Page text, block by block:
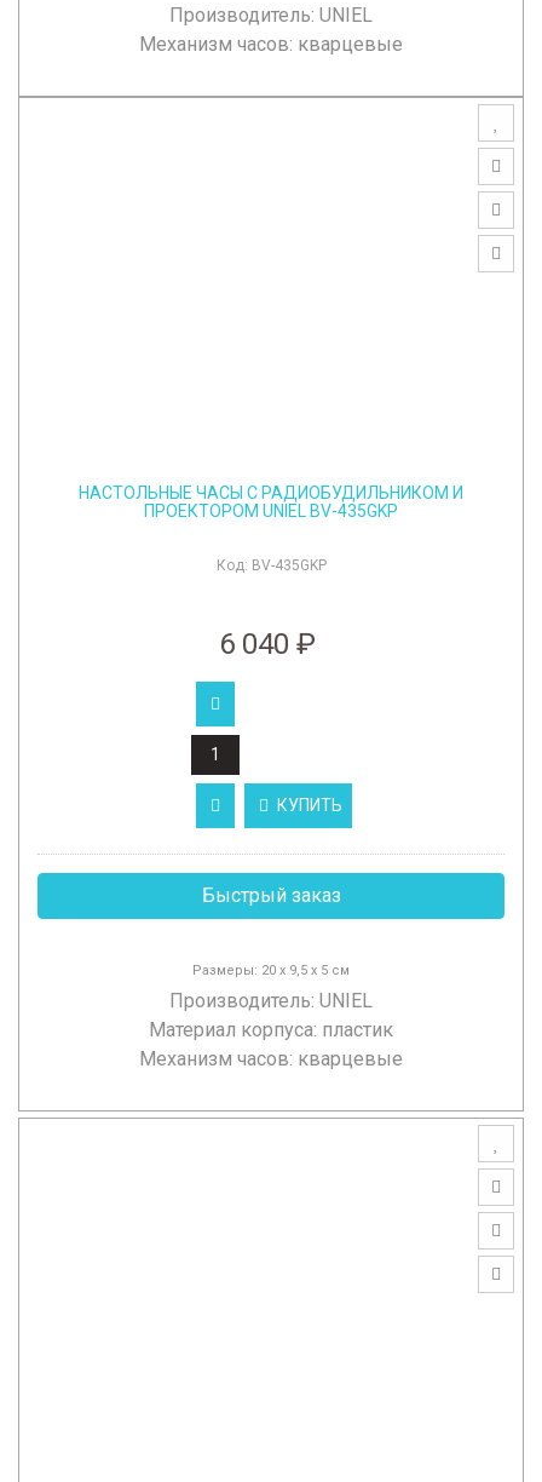
Производитель: UNIEL
Механизм часов: кварцевые
НАСТОЛЬНЫЕ ЧАСЫ С РАДИОБУДИЛЬНИКОМ И
ПРОЕКТОРОМ UNIEL BV-435GKP
Код: BV-435GKP
6 040 ₽
КУПИТЬ
Быстрый заказ
Размеры: 20 х 9,5 х 5 см
Производитель: UNIEL
Материал корпуса: пластик
Механизм часов: кварцевые